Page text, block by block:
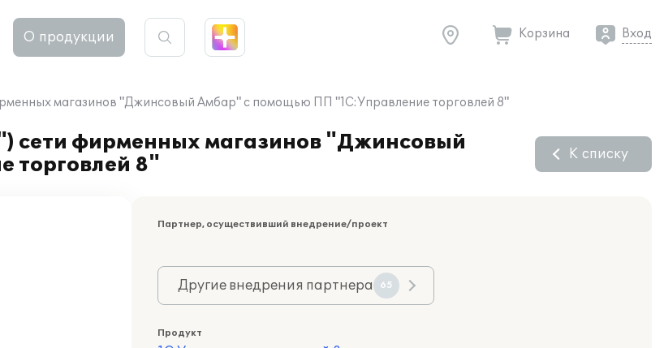
О продукции Корзина Вход
магазинов "Джинсовый Амбар" с помощью ПП "1С:Управление торговлей 8"
сети фирменных магазинов "Джинсовый
торговлей 8"
К списку
Партнер, осуществивший внедрение/проект
Другие внедрения партнера 65
Продукт